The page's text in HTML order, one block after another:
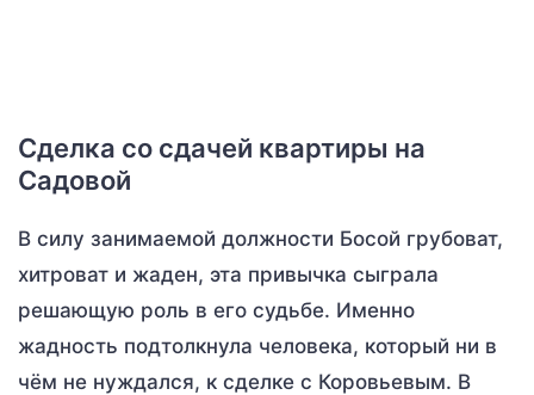
Сделка со сдачей квартиры на
Садовой
В силу занимаемой должности Босой грубоват,
хитроват и жаден, эта привычка сыграла
решающую роль в его судьбе. Именно
жадность подтолкнула человека, который ни в
чём не нуждался, к сделке с Коровьевым. В